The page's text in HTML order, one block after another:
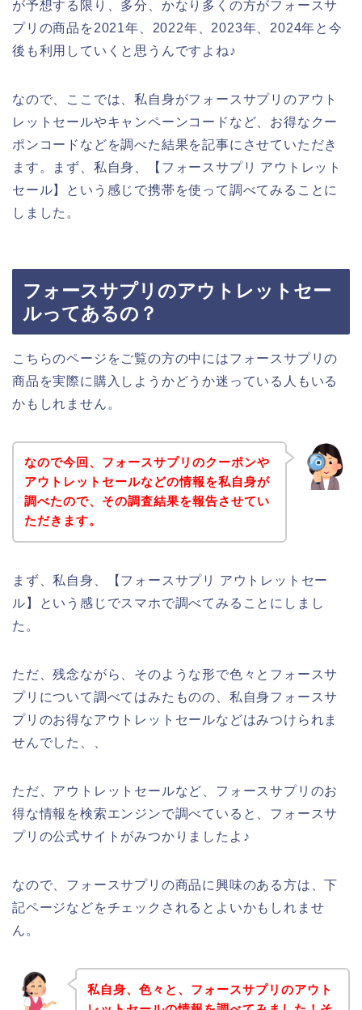
が予想する限り、多分、かなり多くの方がフォースサ
プリの商品を2021年、2022年、2023年、2024年と今
後も利用していくと思うんですよね♪
なので、ここでは、私自身がフォースサプリのアウト
レットセールやキャンペーンコードなど、お得なクー
ポンコードなどを調べた結果を記事にさせていただき
ます。まず、私自身、【フォースサプリ アウトレット
セール】という感じで携帯を使って調べてみることに
しました。
フォースサプリのアウトレットセー
ルってあるの？
こちらのページをご覧の方の中にはフォースサプリの
商品を実際に購入しようかどうか迷っている人もいる
かもしれません。
なので今回、フォースサプリのクーポンや
アウトレットセールなどの情報を私自身が
調べたので、その調査結果を報告させてい
ただきます。
まず、私自身、【フォースサプリ アウトレットセー
ル】という感じでスマホで調べてみることにしまし
た。
ただ、残念ながら、そのような形で色々とフォースサ
プリについて調べてはみたものの、私自身フォースサ
プリのお得なアウトレットセールなどはみつけられま
せんでした、、
ただ、アウトレットセールなど、フォースサプリのお
得な情報を検索エンジンで調べていると、フォースサ
プリの公式サイトがみつかりましたよ♪
なので、フォースサプリの商品に興味のある方は、下
記ページなどをチェックされるとよいかもしれませ
ん。
私自身、色々と、フォースサプリのアウト